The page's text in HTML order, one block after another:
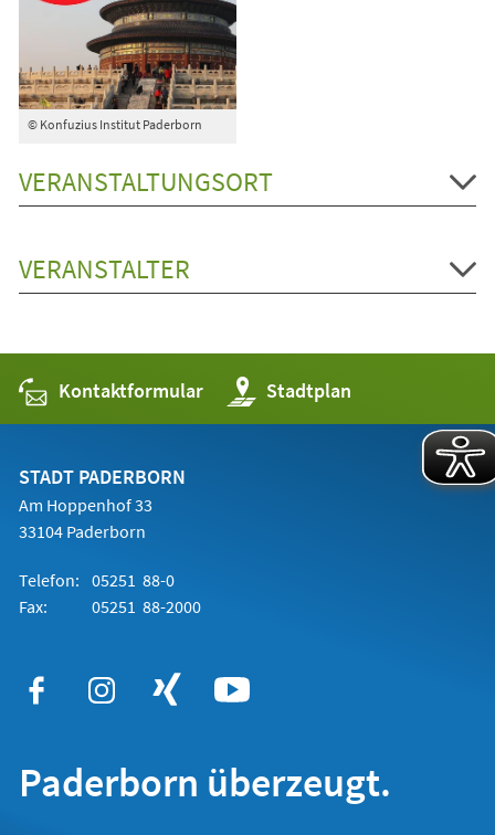
© Konfuzius Institut Paderborn
VERANSTALTUNGSORT
VERANSTALTER
Kontaktformular Stadtplan
(Öffnet
in
einem
STADT PADERBORN
Am Hoppenhof 33
33104 Paderborn
Telefon: 05251 88-0
Fax:
05251 88-2000
Paderborn überzeugt.